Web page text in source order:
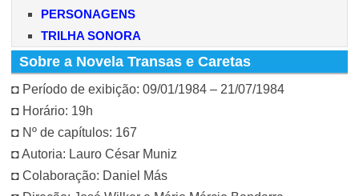
PERSONAGENS
TRILHA SONORA
Sobre a Novela Transas e Caretas
◘ Período de exibição: 09/01/1984 – 21/07/1984
◘ Horário: 19h
◘ Nº de capítulos: 167
◘ Autoria: Lauro César Muniz
◘ Colaboração: Daniel Más